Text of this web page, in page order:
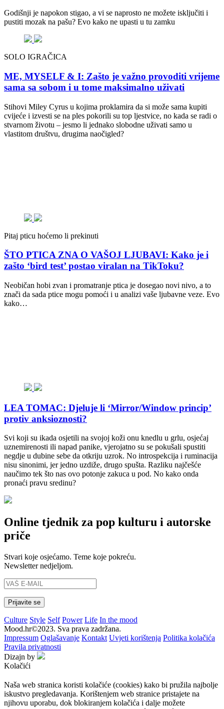
Godišnji je napokon stigao, a vi se naprosto ne možete isključiti i
pustiti mozak na pašu? Evo kako ne upasti u tu zamku
SOLO IGRAČICA
ME, MYSELF & I: Zašto je važno provoditi vrijeme
sama sa sobom i u tome maksimalno uživati
Stihovi Miley Cyrus u kojima proklamira da si može sama kupiti
cvijeće i izvesti se na ples pokorili su top ljestvice, no kada se radi o
stvarnom životu – jesmo li jednako slobodne uživati samo u
vlastitom društvu, drugima naočigled?
Pitaj pticu hoćemo li prekinuti
ŠTO PTICA ZNA O VAŠOJ LJUBAVI: Kako je i
zašto ‘bird test’ postao viralan na TikToku?
Neobičan hobi zvan i promatranje ptica je dosegao novi nivo, a to
znači da sada ptice mogu pomoći i u analizi vaše ljubavne veze. Evo
kako…
LEA TOMAC: Djeluje li ‘Mirror/Window princip’
protiv anksioznosti?
Svi koji su ikada osjetili na svojoj koži onu knedlu u grlu, osjećaj
uznemirenosti ili napad panike, vjerojatno su se pokušali spustiti
negdje u dubine sebe da otkriju uzrok. No introspekcija i ruminacija
nisu sinonimi, jer jedno uzdiže, drugo spušta. Razliku najčešće
naučimo tek što nas ovo potonje zakuca u pod. No kako onda
pronaći pravu sredinu?
Online tjednik za pop kulturu i autorske
priče
Stvari koje osjećamo. Teme koje pokreću.
Newsletter nedjeljom.
Culture Style Self Power Life In the mood
Mood.hr©2023. Sva prava zadržana.
Impressum Oglašavanje Kontakt Uvjeti korištenja Politika kolačića
Pravila privatnosti
Dizajn by
Kolačići
Naša web stranica koristi kolačiće (cookies) kako bi pružila najbolje
iskustvo pregledavanja. Korištenjem web stranice pristajete na
njihovu uporabu, dok blokiranjem kolačića i dalje možete